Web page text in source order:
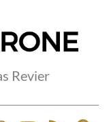
Revier